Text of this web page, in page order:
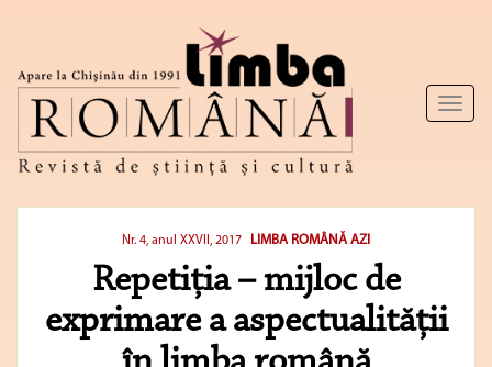
Toggle
Nr. 4, anul XXVII, 2017 LIMBA ROMÂNĂ AZI
Repetiţia – mijloc de
exprimare a aspectualităţii